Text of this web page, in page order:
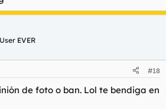
EVER
#18
de foto o ban. Lol te bendiga en